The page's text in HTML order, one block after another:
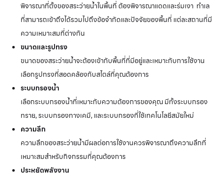
พิจารณาที่ตั้งของสระว่ายน้ำในพื้นที่ ต้องพิจารณาแดดและร่มเงา ทำเล
ที่สามารถเข้าถึงได้รวมไปถึงข้อจำกัดและปัจจัยของพื้นที่ แต่ละสถานที่มี
ความเหมาะสมที่ต่างกัน
ขนาดและรูปทรง
ขนาดของสระว่ายน้ำจะต้องเข้ากับพื้นที่ที่มีอยู่และเหมาะกับการใช้งาน
เลือกรูปทรงที่สอดคล้องกับสไตล์ที่คุณต้องการ
ระบบกรองน้ำ
เลือกระบบกรองน้ำที่เหมาะกับความต้องการของคุณ มีทั้งระบบกรอง
ทราย, ระบบกรองทางเคมี, และระบบกรองที่ใช้เทคโนโลยีสมัยใหม่
ความลึก
ความลึกของสระว่ายน้ำมีผลต่อการใช้งานควรพิจารณาถึงความลึกที่
เหมาะสมสำหรับกิจกรรมที่คุณต้องการ
ประหยัดพลังงาน